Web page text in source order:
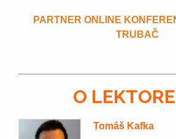
PARTNER ONLINE
TRUBAČ
O
Tomáš Kafka